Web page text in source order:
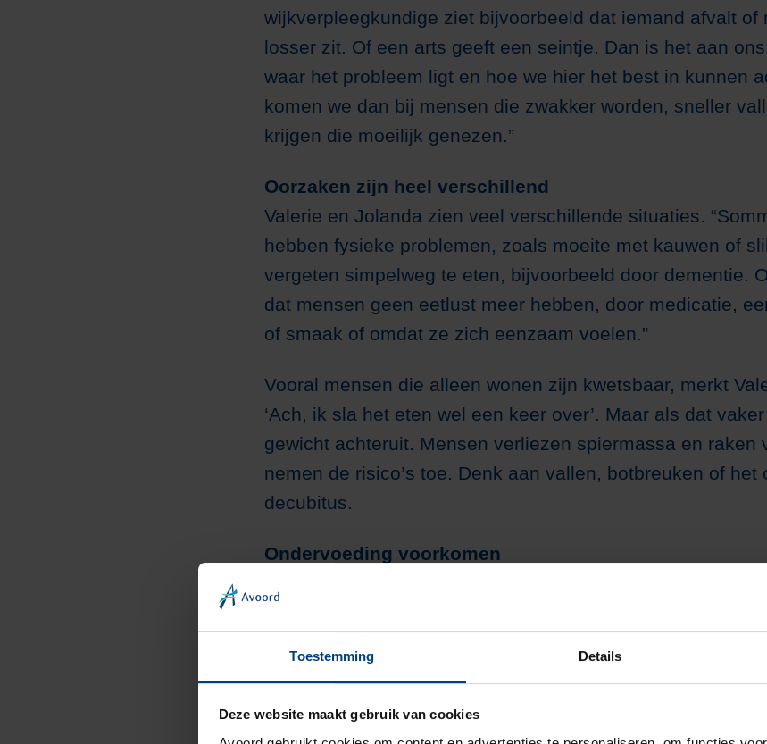
Toestemming Details
Deze website maakt gebruik van cookies
wijkverpleegkundige ziet bijvoorbeeld dat iemand afvalt of
losser zit. Of een arts geeft een seintje. Dan is het aan
waar het probleem ligt en hoe we hier het best in kunnen
komen we dan bij mensen die zwakker worden, sneller
krijgen die moeilijk genezen.”
Oorzaken zijn heel verschillend
Valerie en Jolanda zien veel verschillende situaties.
hebben fysieke problemen, zoals moeite met kauwen of
vergeten simpelweg te eten, bijvoorbeeld door dementie.
dat mensen geen eetlust meer hebben, door medicatie,
of smaak of omdat ze zich eenzaam voelen.”
Vooral mensen die alleen wonen zijn kwetsbaar, merkt
‘Ach, ik sla het eten wel een keer over’. Maar als dat
gewicht achteruit. Mensen verliezen spiermassa en raken
nemen de risico’s toe. Denk aan vallen, botbreuken of het
decubitus.
Ondervoeding voorkomen